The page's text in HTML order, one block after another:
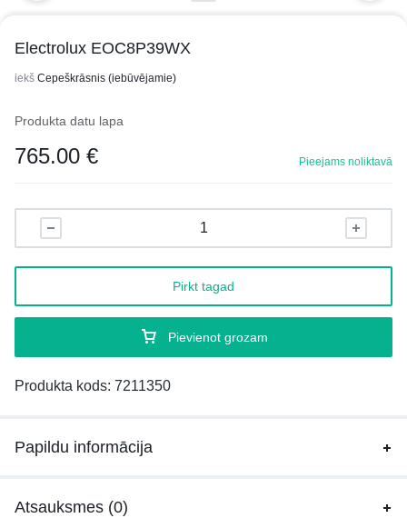
Electrolux EOC8P39WX
iekš Cepeškrāsnis (iebūvējamie)
Produkta datu lapa
765.00 € Pieejams noliktavā
Pievienot grozam
Pirkt tagad
Produkta kods: 7211350
Papildu informācija
Atsauksmes (0)